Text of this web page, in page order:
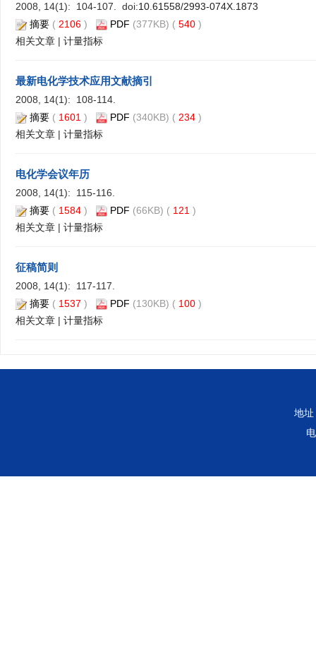
2008, 14(1): 104-107. doi:10.61558/2993-074X.1873
摘要 ( 2106 ) PDF (377KB) ( 540 )
相关文章 | 计量指标
最新电化学技术应用文献摘引
2008, 14(1): 108-114.
摘要 ( 1601 ) PDF (340KB) ( 234 )
相关文章 | 计量指标
电化学会议年历
2008, 14(1): 115-116.
摘要 ( 1584 ) PDF (66KB) ( 121 )
相关文章 | 计量指标
征稿简则
2008, 14(1): 117-117.
摘要 ( 1537 ) PDF (130KB) ( 100 )
相关文章 | 计量指标
地